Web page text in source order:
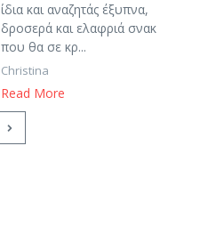
ίδια και αναζητάς έξυπνα,
δροσερά και ελαφριά σνακ
που θα σε κρ...
Christina
Read More